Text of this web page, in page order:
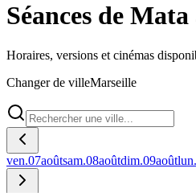
Séances de
Horaires, versions et cinémas
Changer de villeMarseille
ven.07aoûtsam.08aoûtdim.09aoûtlun.